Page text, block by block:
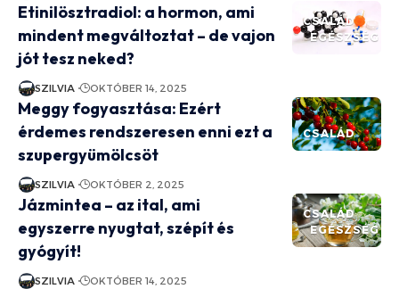
CSALÁD
EGÉSZSÉG
Etinilösztradiol: a hormon, ami
mindent megváltoztat – de vajon
jót tesz neked?
SZILVIA OKTÓBER 14, 2025
CSALÁD
Meggy fogyasztása: Ezért
érdemes rendszeresen enni ezt a
szupergyümölcsöt
SZILVIA OKTÓBER 2, 2025
CSALÁD
EGÉSZSÉG
Jázmintea – az ital, ami
egyszerre nyugtat, szépít és
gyógyít!
SZILVIA OKTÓBER 14, 2025